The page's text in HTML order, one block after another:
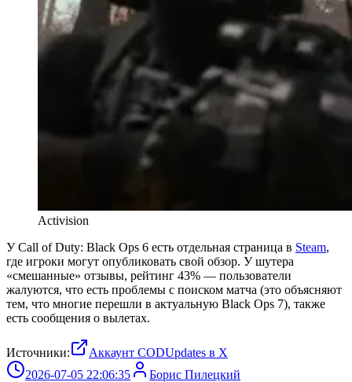
Activision
У Call of Duty: Black Ops 6 есть отдельная страница в Steam,
где игроки могут опубликовать свой обзор. У шутера
«смешанные» отзывы, рейтинг 43% — пользователи
жалуются, что есть проблемы с поиском матча (это объясняют
тем, что многие перешли в актуальную Black Ops 7), также
есть сообщения о вылетах.
Источники:
Аккаунт CODUpdates в Х
2026-07-05 22:06:35
Борис Пилецкий